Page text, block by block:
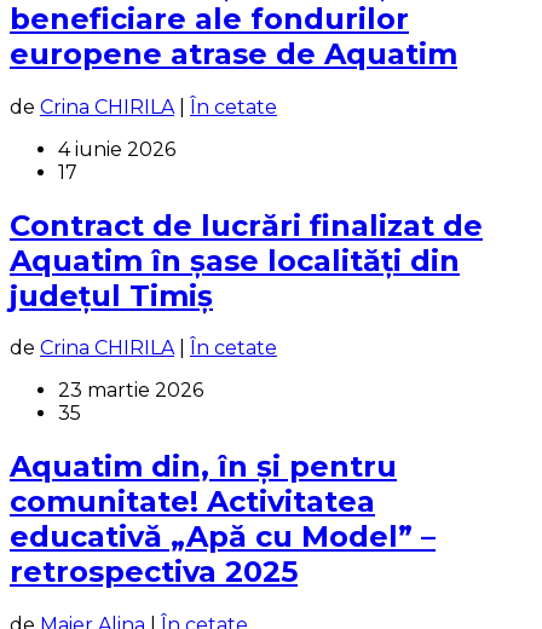
beneficiare ale fondurilor
europene atrase de Aquatim
de Crina CHIRILA
În cetate
4 iunie 2026
17
Contract de lucrări finalizat de
Aquatim în șase localități din
județul Timiș
de Crina CHIRILA|
În cetate
23 martie 2026
35
Aquatim din, în și pentru
comunitate! Activitatea
educativă „Apă cu Model” –
retrospectiva 2025